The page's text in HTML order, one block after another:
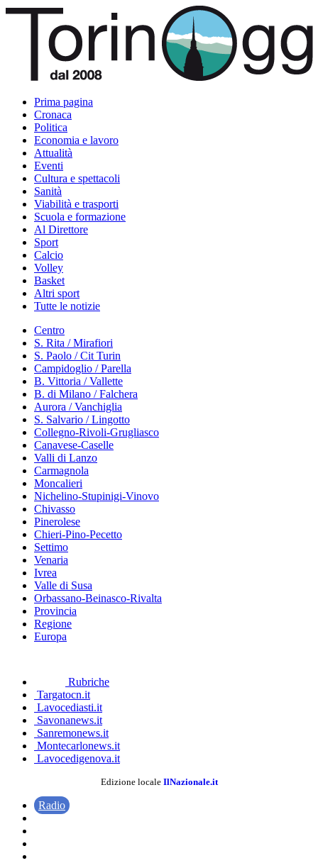
Prima pagina
Cronaca
Politica
Economia e lavoro
Attualità
Eventi
Cultura e spettacoli
Sanità
Viabilità e trasporti
Scuola e formazione
Al Direttore
Sport
Calcio
Volley
Basket
Altri sport
Tutte le notizie
Centro
S. Rita / Mirafiori
S. Paolo / Cit Turin
Campidoglio / Parella
B. Vittoria / Vallette
B. di Milano / Falchera
Aurora / Vanchiglia
S. Salvario / Lingotto
Collegno-Rivoli-Grugliasco
Canavese-Caselle
Valli di Lanzo
Carmagnola
Moncalieri
Nichelino-Stupinigi-Vinovo
Chivasso
Pinerolese
Chieri-Pino-Pecetto
Settimo
Venaria
Ivrea
Valle di Susa
Orbassano-Beinasco-Rivalta
Provincia
Regione
Europa
Rubriche
Targatocn.it
Lavocediasti.it
Savonanews.it
Sanremonews.it
Montecarlonews.it
Lavocedigenova.it
Edizione locale IlNazionale.it
Radio